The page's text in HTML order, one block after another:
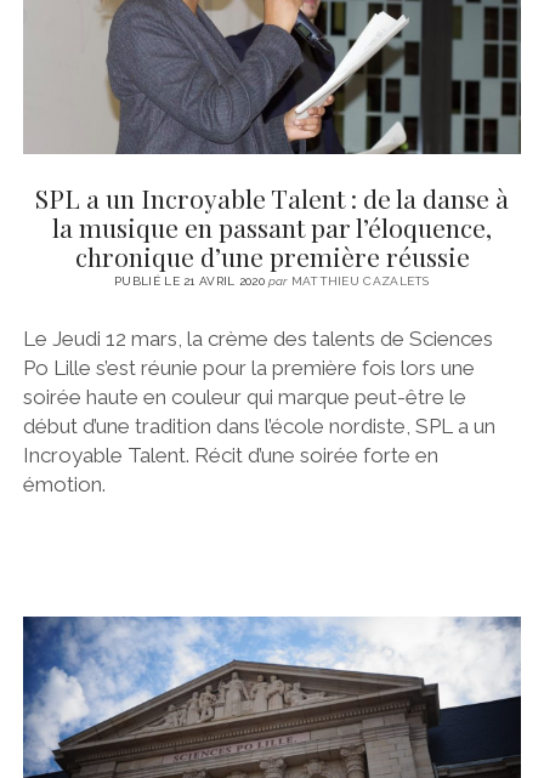
SPL a un Incroyable Talent : de la danse à
la musique en passant par l’éloquence,
chronique d’une première réussie
PUBLIÉ LE 21 AVRIL 2020parMATTHIEU CAZALETS
Le Jeudi 12 mars, la crème des talents de Sciences
Po Lille s’est réunie pour la première fois lors une
soirée haute en couleur qui marque peut-être le
début d’une tradition dans l’école nordiste, SPL a un
Incroyable Talent. Récit d’une soirée forte en
émotion.